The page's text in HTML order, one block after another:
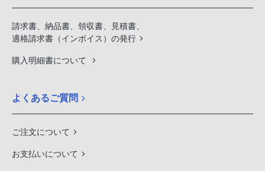
請求書、納品書、領収書、見積書、
適格請求書（インボイス）の発行
購入明細書について
よくあるご質問
ご注文について
お支払いについて